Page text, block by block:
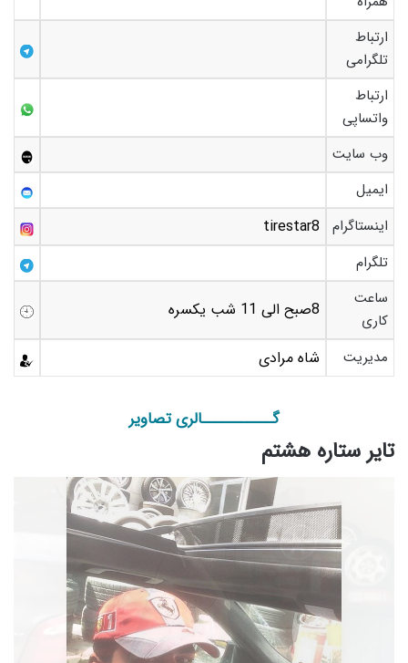
ارتباط
تلگرامی
ارتباط
واتساپی
وب سایت
ایمیل
اینستاگرام
tirestar8
تلگرام
ساعت
کاری
8صبح الی 11 شب یکسره
مدیریت شاه مرادی
گـــــــــــالری تصاویر
تایر ستاره هشتم